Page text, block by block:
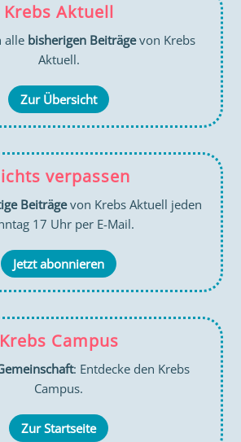
Krebs Aktuell
allebisherigen Beiträgevon Krebs
Aktuell.
Zur Übersicht
verpassen
Beiträgevon Krebs Aktuell jeden
17 Uhr per E-Mail.
Jetzt abonnieren
Krebs Campus
: Entdecke den Krebs
Campus.
Zur Startseite